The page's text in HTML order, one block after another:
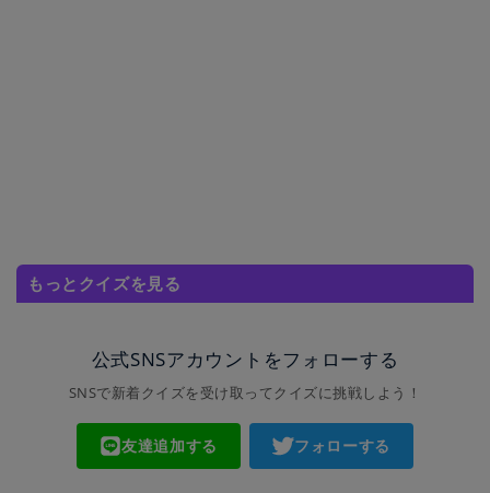
もっとクイズを見る
公式SNSアカウントをフォローする
SNSで新着クイズを受け取ってクイズに挑戦しよう！
友達追加する フォローする